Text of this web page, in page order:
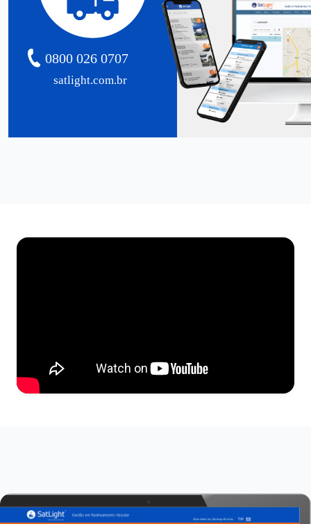
satlight.com.br
0800 026 0707